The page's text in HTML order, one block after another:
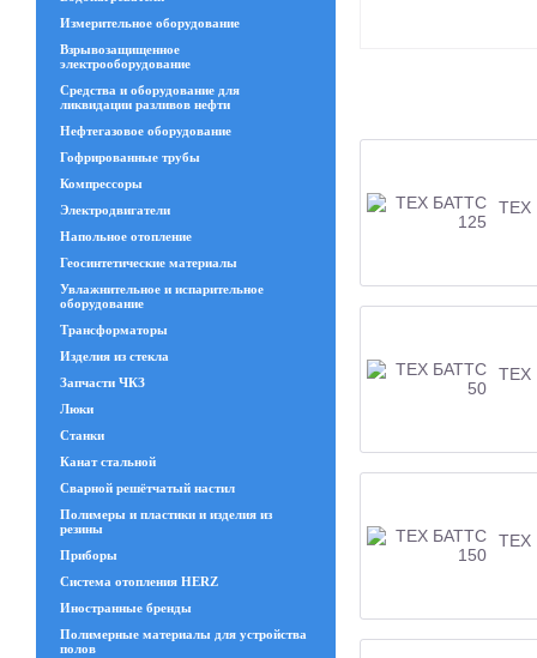
Измерительное оборудование
Взрывозащищенное
электрооборудование
Средства и оборудование для
ликвидации разливов нефти
Нефтегазовое оборудование
Гофрированные трубы
Компрессоры
Электродвигатели
Напольное отопление
Геосинтетические материалы
Увлажнительное и испарительное
оборудование
Трансформаторы
Изделия из стекла
Запчасти ЧКЗ
Люки
Станки
Канат стальной
Сварной решётчатый настил
Полимеры и пластики и изделия из
резины
Приборы
Система отопления HERZ
Иностранные бренды
Полимерные материалы для устройства
полов
ТЕХ
ТЕХ
ТЕХ